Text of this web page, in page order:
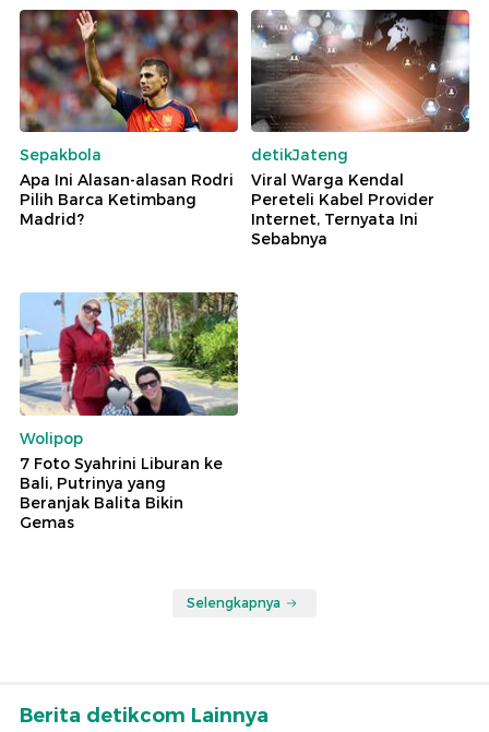
Sepakbola
Apa Ini Alasan-alasan Rodri
Pilih Barca Ketimbang
Madrid?
detikJateng
Viral Warga Kendal
Pereteli Kabel Provider
Internet, Ternyata Ini
Sebabnya
Wolipop
7 Foto Syahrini Liburan ke
Bali, Putrinya yang
Beranjak Balita Bikin
Gemas
Selengkapnya
Berita detikcom Lainnya